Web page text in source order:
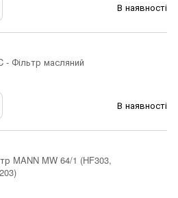
В наявності
- Фільтр масляний
В наявності
MANN MW 64/1 (HF303,